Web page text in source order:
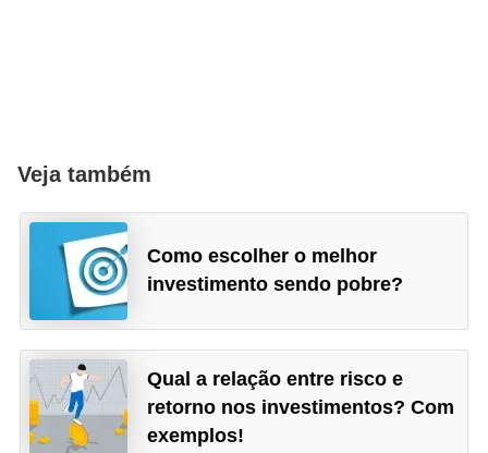
Veja também
Como escolher o melhor
investimento sendo pobre?
Qual a relação entre risco e
retorno nos investimentos? Com
exemplos!